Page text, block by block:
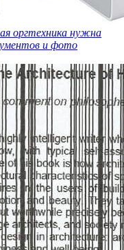
оргтехника нужна
и фото